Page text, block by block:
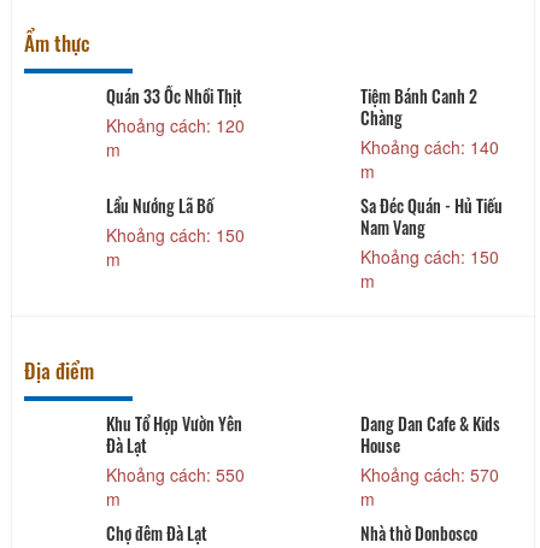
Ẩm thực
Quán 33 Ốc Nhồi Thịt
Khoảng cách: 120
m
Tiệm Bánh Canh 2
Chàng
Khoảng cách: 140
m
Lẩu Nướng Lã Bố
Khoảng cách: 150
m
Sa Đéc Quán - Hủ Tiếu
Nam Vang
Khoảng cách: 150
m
Địa điểm
Khu Tổ Hợp Vườn Yên
Đà Lạt
Khoảng cách: 550
m
Dang Dan Cafe & Kids
House
Khoảng cách: 570
m
Chợ đêm Đà Lạt Nhà thờ Donbosco